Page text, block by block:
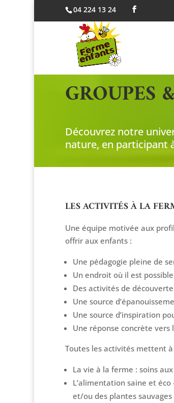
04 224 13 24
GROUPES
Découvrez notre
nature, en participant
LES ACTIVITÉS À LA
Une équipe motivée aux
offrir aux enfants :
Une pédagogie pleine de
Un endroit où il est
Des activités de
Une source
Une source d’inspiration
Une réponse concrète
Toutes les activités mettent
La vie à la ferme : soins
L’alimentation saine et
et/ou des plantes sauvages